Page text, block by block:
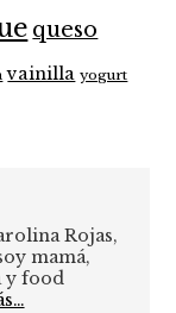
queso
vainilla yogurt
Rojas,
mamá,
y food